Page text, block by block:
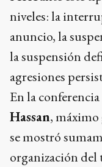
niveles: la
anuncio, la
la suspensión
agresiones
En la
Hassan,
se mostró
organización